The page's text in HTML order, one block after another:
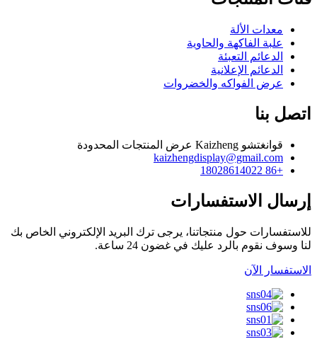
معدات الألة
علبة الفاكهة والحاوية
الدعائم التعبئة
الدعائم الإعلانية
عرض الفواكه والخضروات
اتصل بنا
قوانغتشو Kaizheng عرض المنتجات المحدودة
kaizhengdisplay@gmail.com
+86 18028614022
إرسال الاستفسارات
للاستفسارات حول منتجاتنا، يرجى ترك البريد الإلكتروني الخاص بك
لنا وسوف نقوم بالرد عليك في غضون 24 ساعة.
الاستفسار الآن